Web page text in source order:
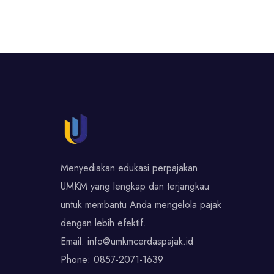
Menyediakan edukasi perpajakan
UMKM yang lengkap dan terjangkau
untuk membantu Anda mengelola pajak
dengan lebih efektif.
Email: info@umkmcerdaspajak.id
Phone: 0857-2071-1639